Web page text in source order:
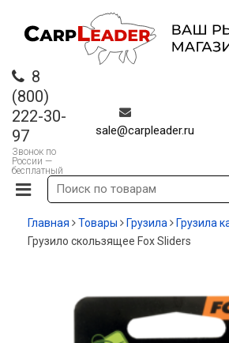
8
(800)
222-30-
97
Звонок по
России —
бесплатный
sale@carpleader.ru
Главная Товары Грузила Грузила
Грузило скользящее Fox Sliders